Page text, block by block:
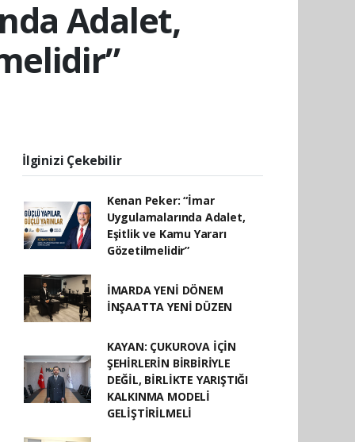
Adalet,
İlginizi Çekebilir
Kenan Peker: “İmar
Uygulamalarında Adalet,
Eşitlik ve Kamu Yararı
Gözetilmelidir”
İMARDA YENİ DÖNEM
İNŞAATTA YENİ DÜZEN
KAYAN: ÇUKUROVA İÇİN
ŞEHİRLERİN BİRBİRİYLE
DEĞİL, BİRLİKTE YARIŞTIĞI
KALKINMA MODELİ
GELİŞTİRİLMELİ